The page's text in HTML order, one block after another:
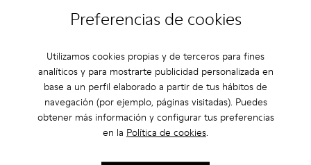
Preferencias de cookies
Utilizamos cookies propias y de terceros para fines
analíticos y para mostrarte publicidad personalizada en
base a un perfil elaborado a partir de tus hábitos de
navegación (por ejemplo, páginas visitadas). Puedes
obtener más información y configurar tus preferencias
en la Política de cookies.